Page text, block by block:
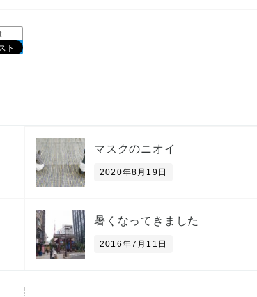
マスクのニオイ
2020年8月19日
暑くなってきました
2016年7月11日